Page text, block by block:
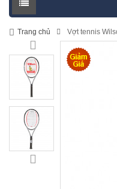
Trang chủ Vợt tennis